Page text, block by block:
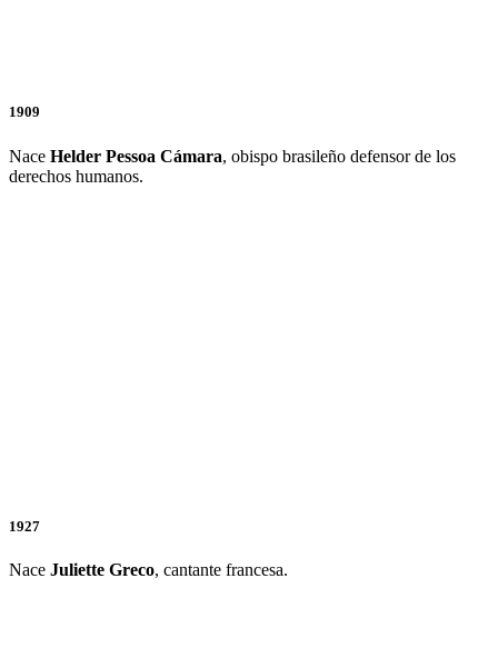
1909
Nace Helder Pessoa Cámara, obispo brasileño defensor de los
derechos humanos.
1927
Nace Juliette Greco, cantante francesa.